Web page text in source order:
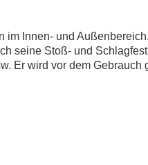
Innen- und
seine Stoß- und
Er wird vor dem Gebrauch